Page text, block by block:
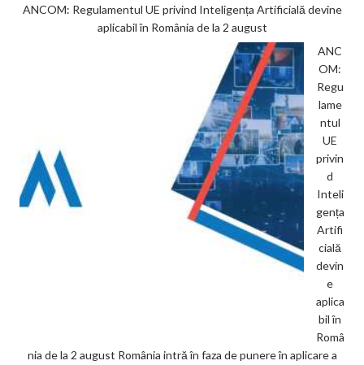
ANCOM: Regulamentul UE privind Inteligența Artificială devine
aplicabil în România de la 2 august
ANC
OM:
Regu
lame
ntul
UE
privin
d
Inteli
gența
Artifi
cială
devin
e
aplica
bil în
Româ
nia de la 2 august România intră în faza de punere în aplicare a